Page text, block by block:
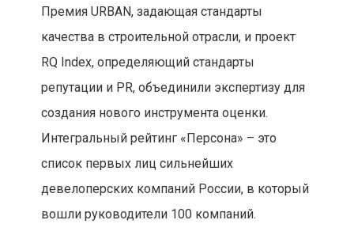
Премия URBAN, задающая стандарты
качества в строительной отрасли, и проект
RQ Index, определяющий стандарты
репутации и PR, объединили экспертизу для
создания нового инструмента оценки.
Интегральный рейтинг «Персона» – это
список первых лиц сильнейших
девелоперских компаний России, в который
вошли руководители 100 компаний.